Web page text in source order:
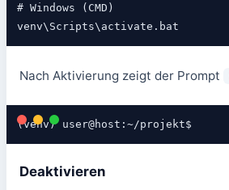
# Windows (CMD)
Nach Aktivierung zeigt der Prompt
Deaktivieren